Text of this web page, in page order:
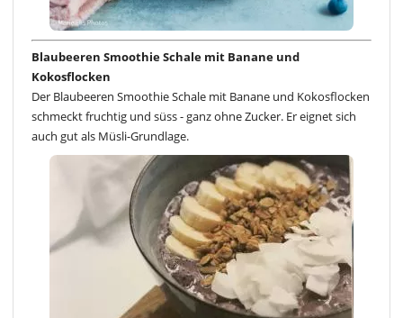
Blaubeeren Smoothie Schale mit Banane und
Kokosflocken
Der Blaubeeren Smoothie Schale mit Banane und Kokosflocken
schmeckt fruchtig und süss - ganz ohne Zucker. Er eignet sich
auch gut als Müsli-Grundlage.